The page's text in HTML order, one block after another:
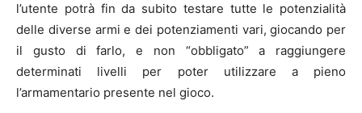
l’utente potrà fin da subito testare tutte le potenzialità
delle diverse armi e dei potenziamenti vari, giocando per
il gusto di farlo, e non “obbligato” a raggiungere
determinati livelli per poter utilizzare a pieno
l’armamentario presente nel gioco.